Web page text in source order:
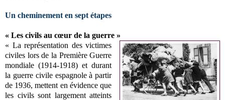
Un cheminement en sept étapes
« Les civils au cœur de la guerre »
« La représentation des victimes
civiles lors de la Première Guerre
mondiale (1914-1918) et durant
la guerre civile espagnole à partir
de 1936, mettent en évidence que
les civils sont largement atteints